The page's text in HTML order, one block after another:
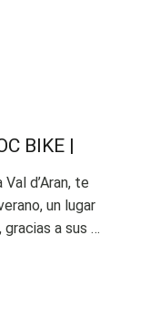
BIKE |
d’Aran, te
un lugar
a sus …